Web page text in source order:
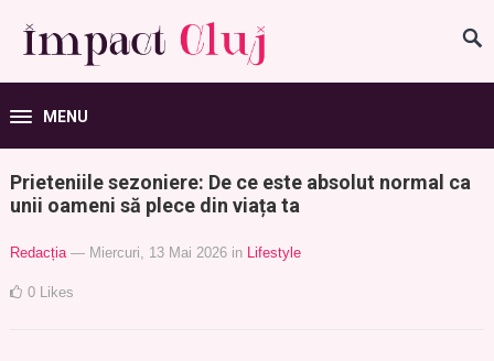
MENU
Prieteniile sezoniere: De ce este absolut normal ca
unii oameni să plece din viața ta
Redacția — Miercuri, 13 Mai 2026 in Lifestyle
0 Likes